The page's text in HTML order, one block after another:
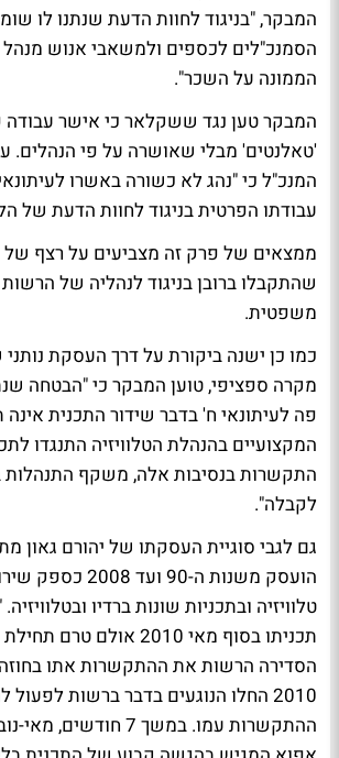
המבקר, "בניגוד לחוות הדעת שנתנו לו
הסמנכ"לים לכספים ולמשאבי אנוש מנהל
הממונה על השכר".
המבקר טען נגד ששקלאר כי אישר
'טאלנטים' מבלי שאושרה על פי הנהלים.
המנכ"ל כי "נהג לא כשורה באשרו
עבודתו הפרטית בניגוד לחוות הדעת
ממצאים של פרק זה מצביעים על רצף
שהתקבלו ברובן בניגוד לנהליה של
משפטית.
כמו כן ישנה ביקורת על דרך העסקת נותני
מקרה ספציפי, טוען המבקר כי "הבטחה
פה לעיתונאי ח' בדבר שידור התכנית אינה
המקצועיים בהנהלת הטלוויזיה התנגדו
התקשרות בנסיבות אלה, משקף התנהלות
לקבלה".
גם לגבי סוגיית העסקתו של יהורם גאון
הועסק משנות ה-90
טלוויזיה ובתכניות שונות ברדיו
תכניתו בסוף מאי 2010 אולם
הסדירה הרשות את ההתקשרות אתו
2010 החלו הנוגעים בדבר ברשות